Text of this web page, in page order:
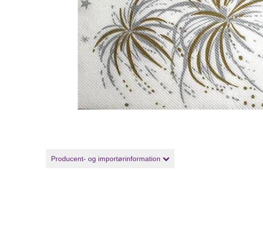
Producent- og importørinformation